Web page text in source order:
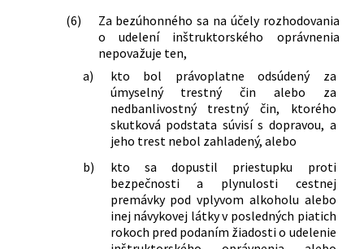
(6)
Za bezúhonného sa na účely rozhodovania
o udelení inštruktorského oprávnenia
nepovažuje ten,
a)
kto bol právoplatne odsúdený za
úmyselný trestný čin alebo za
nedbanlivostný trestný čin, ktorého
skutková podstata súvisí s dopravou, a
jeho trest nebol zahladený, alebo
b)
kto sa dopustil priestupku proti
bezpečnosti a plynulosti cestnej
premávky pod vplyvom alkoholu alebo
inej návykovej látky v posledných piatich
rokoch pred podaním žiadosti o udelenie